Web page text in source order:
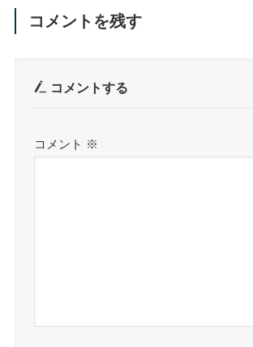
コメントを残す
コメントする
コメント ※